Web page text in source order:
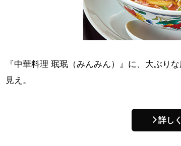
『中華料理 珉珉（みんみん）』に、大ぶり
見え。
詳し